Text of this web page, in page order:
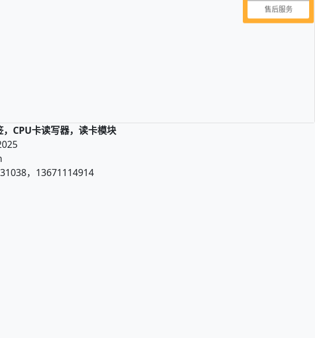
CPU卡读写器，读卡模块
，13671114914
售后服务